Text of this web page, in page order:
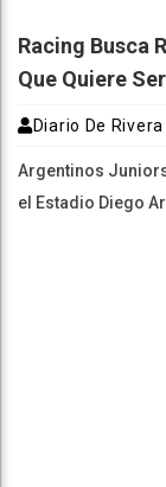
Racing Busca
Que Quiere
Diario De Rivera
Argentinos
el Estadio Diego